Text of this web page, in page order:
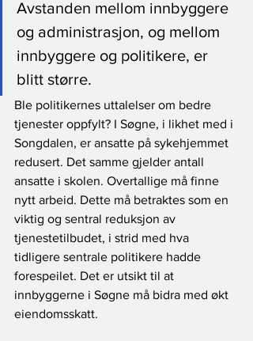
Avstanden mellom innbyggere
og administrasjon, og mellom
innbyggere og politikere, er
blitt større.
Ble politikernes uttalelser om bedre
tjenester oppfylt? I Søgne, i likhet med i
Songdalen, er ansatte på sykehjemmet
redusert. Det samme gjelder antall
ansatte i skolen. Overtallige må finne
nytt arbeid. Dette må betraktes som en
viktig og sentral reduksjon av
tjenestetilbudet, i strid med hva
tidligere sentrale politikere hadde
forespeilet. Det er utsikt til at
innbyggerne i Søgne må bidra med økt
eiendomsskatt.